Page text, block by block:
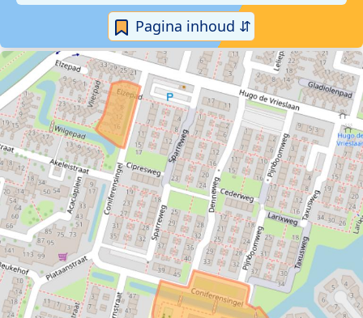
Pagina inhoud ⇵